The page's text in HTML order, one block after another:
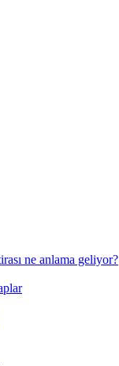
ne anlama geliyor?